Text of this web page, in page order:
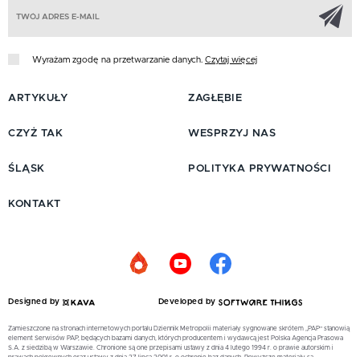
Wyrażam zgodę na przetwarzanie danych. Czytaj więcej
ARTYKUŁY
CZYŻ TAK
ŚLĄSK
ZAGŁĘBIE
WESPRZYJ NAS
POLITYKA PRYWATNOŚCI
KONTAKT
Designed by Developed by
Zamieszczone na stronach internetowych portalu Dziennik Metropolii materiały sygnowane skrótem „PAP” stanowią
element Serwisów PAP, będących bazami danych, których producentem i wydawcą jest Polska Agencja Prasowa
S.A. z siedzibą w Warszawie. Chronione są one przepisami ustawy z dnia 4 lutego 1994 r. o prawie autorskim i